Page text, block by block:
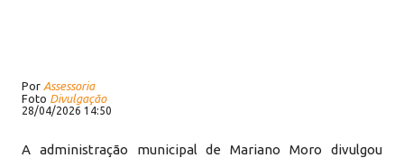
Por Assessoria
Foto Divulgação
28/04/2026 14:50
A administração municipal de Mariano Moro divulgou